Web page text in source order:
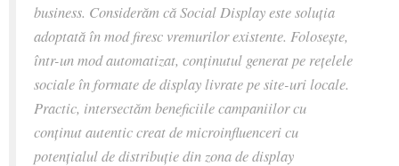
business. Considerăm că Social Display este soluția
adoptată în mod firesc vremurilor existente. Folosește,
într-un mod automatizat, conținutul generat pe rețelele
sociale în formate de display livrate pe site-uri locale.
Practic, intersectăm beneficiile campaniilor cu
conținut autentic creat de microinfluenceri cu
potențialul de distribuție din zona de display